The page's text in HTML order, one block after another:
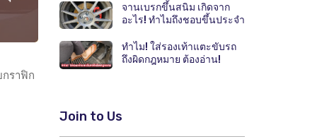
ราฟิก
จานเบรกขึ้นสนิม เกิดจาก
อะไร! ทำไมถึงชอบขึ้นประจำ
ทำไม! ใส่รองเท้าแตะขับรถ
ถึงผิดกฎหมาย ต้องอ่าน!
Join to Us